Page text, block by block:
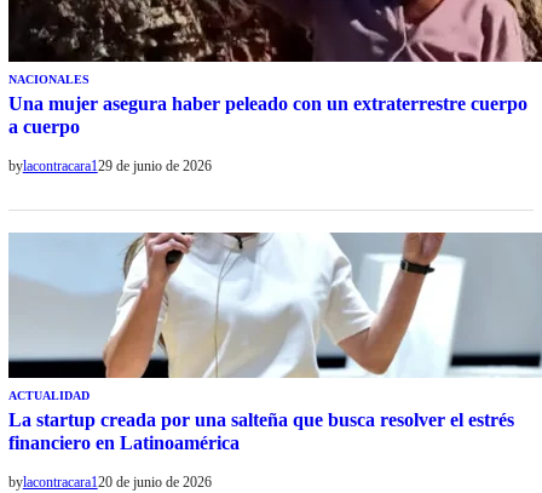
NACIONALES
Una mujer asegura haber peleado con un extraterrestre cuerpo
a cuerpo
bylacontracara129 de junio de 2026
ACTUALIDAD
La startup creada por una salteña que busca resolver el estrés
financiero en Latinoamérica
bylacontracara120 de junio de 2026